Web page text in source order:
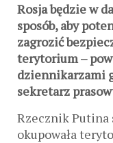
Rosja będzie w
sposób, aby
zagrozić
terytorium –
dziennikarzami
sekretarz
Rzecznik Putina
okupowała